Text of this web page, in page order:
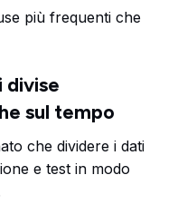
più frequenti che
divise
sul tempo
che dividere i dati
e test in modo